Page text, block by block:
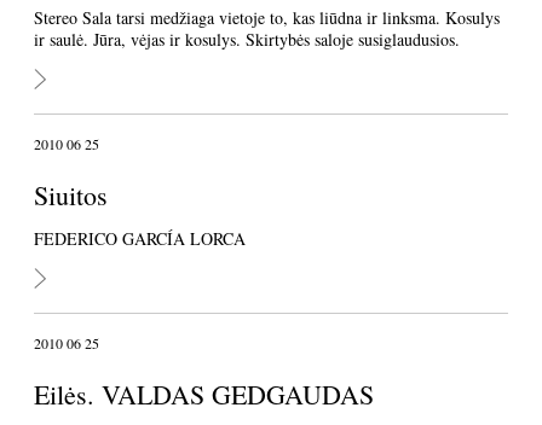
Stereo Sala tarsi medžiaga vietoje to, kas liūdna ir linksma. Kosulys
ir saulė. Jūra, vėjas ir kosulys. Skirtybės saloje susiglaudusios.
2010 06 25
Siuitos
FEDERICO GARCÍA LORCA
2010 06 25
Eilės. VALDAS GEDGAUDAS